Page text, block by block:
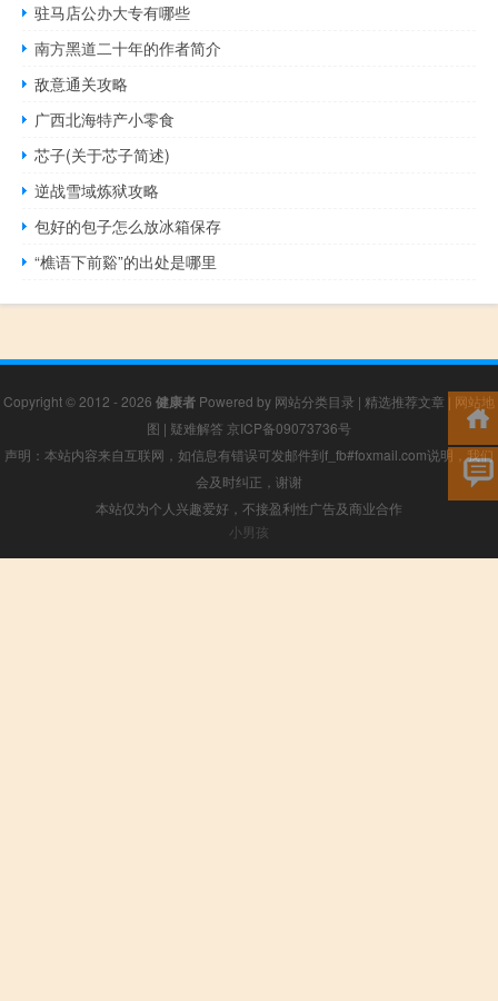
驻马店公办大专有哪些
南方黑道二十年的作者简介
敌意通关攻略
广西北海特产小零食
芯子(关于芯子简述)
逆战雪域炼狱攻略
包好的包子怎么放冰箱保存
“樵语下前谿”的出处是哪里
Copyright © 2012 - 2026 健康者 Powered by 网站分类目录 | 精选推荐文章 | 网站地
图 | 疑难解答 京ICP备09073736号
声明：本站内容来自互联网，如信息有错误可发邮件到f_fb#foxmail.com说明，我们
会及时纠正，谢谢
本站仅为个人兴趣爱好，不接盈利性广告及商业合作
小男孩